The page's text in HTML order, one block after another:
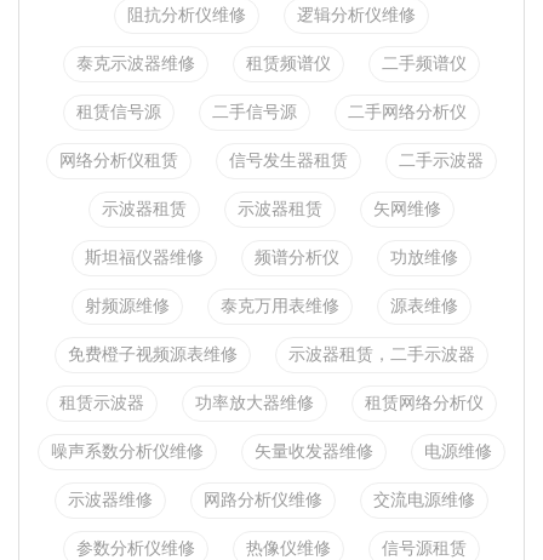
阻抗分析仪维修 逻辑分析仪维修
泰克示波器维修 租赁频谱仪 二手频谱仪
租赁信号源 二手信号源 二手网络分析仪
网络分析仪租赁 信号发生器租赁 二手示波器
示波器租赁 示波器租赁 矢网维修
斯坦福仪器维修 频谱分析仪 功放维修
射频源维修 泰克万用表维修 源表维修
免费橙子视频源表维修 示波器租赁，二手示波器
租赁示波器 功率放大器维修 租赁网络分析仪
噪声系数分析仪维修 矢量收发器维修 电源维修
示波器维修 网路分析仪维修 交流电源维修
参数分析仪维修 热像仪维修 信号源租赁